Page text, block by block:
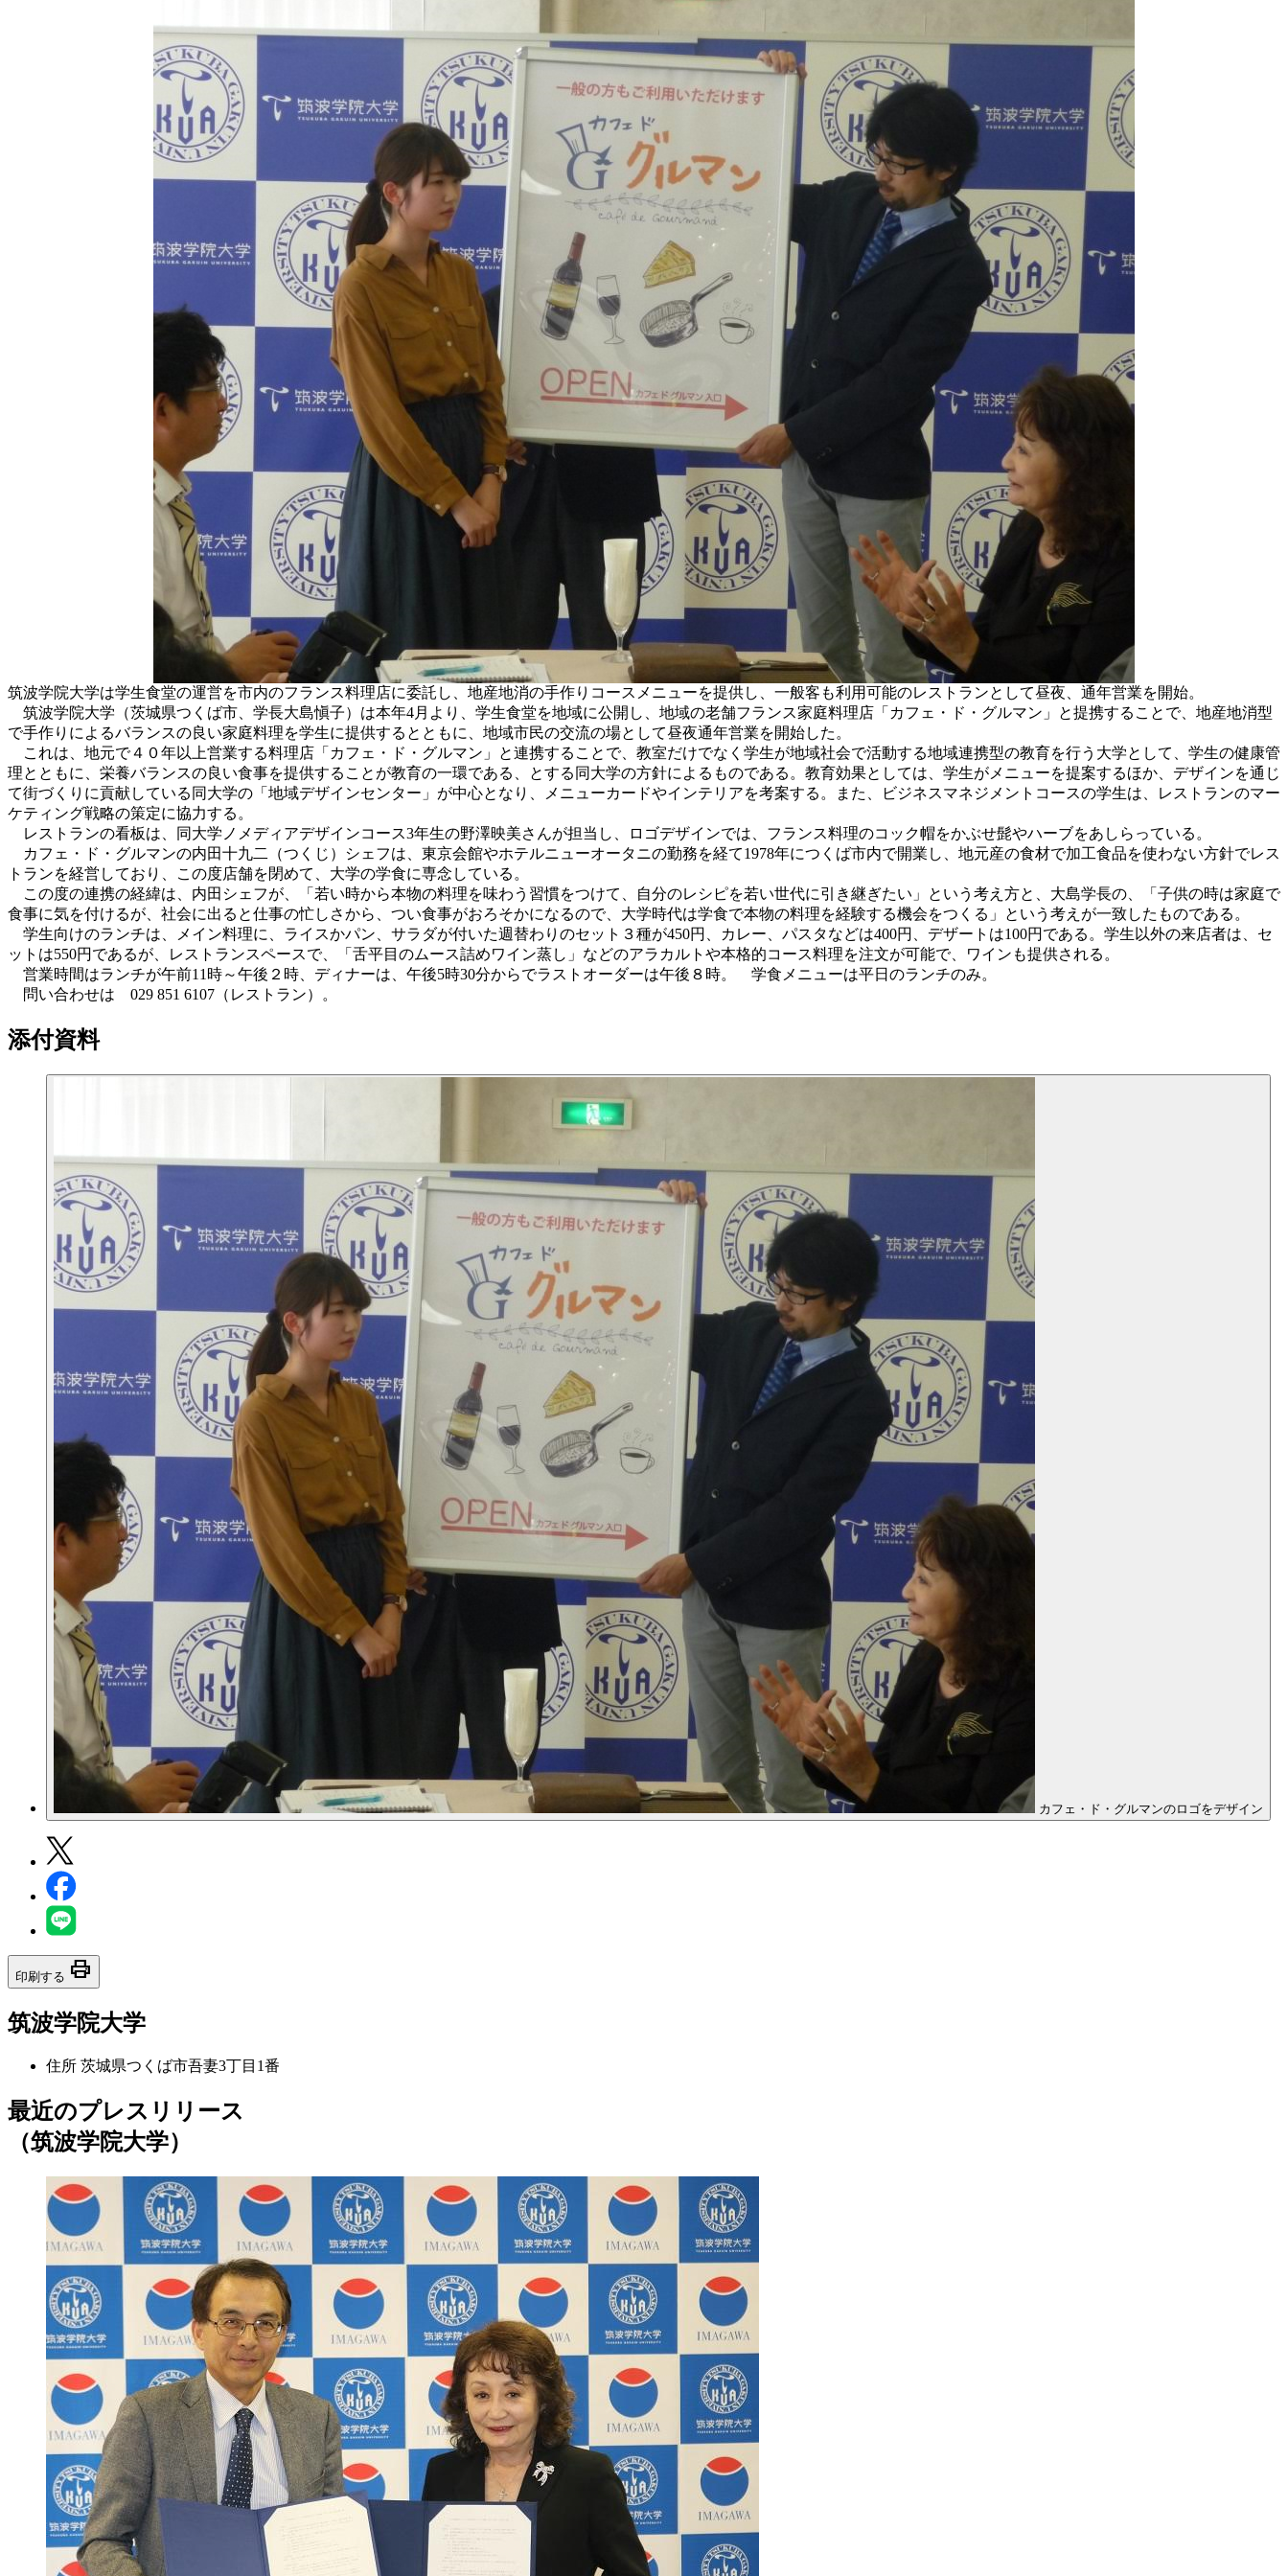
筑波学院大学は学生食堂の運営を市内のフランス料理店に委託し、地産地消の手作りコースメニューを提供し、一般客も利用可能のレストランとして昼夜、通年営業を開始。
筑波学院大学（茨城県つくば市、学長大島愼子）は本年4月より、学生食堂を地域に公開し、地域の老舗フランス家庭料理店「カフェ・ド・グルマン」と提携することで、地産地消型
で手作りによるバランスの良い家庭料理を学生に提供するとともに、地域市民の交流の場として昼夜通年営業を開始した。
これは、地元で４０年以上営業する料理店「カフェ・ド・グルマン」と連携することで、教室だけでなく学生が地域社会で活動する地域連携型の教育を行う大学として、学生の健康管
理とともに、栄養バランスの良い食事を提供することが教育の一環である、とする同大学の方針によるものである。教育効果としては、学生がメニューを提案するほか、デザインを通じ
て街づくりに貢献している同大学の「地域デザインセンター」が中心となり、メニューカードやインテリアを考案する。また、ビジネスマネジメントコースの学生は、レストランのマー
ケティング戦略の策定に協力する。
レストランの看板は、同大学ノメディアデザインコース3年生の野澤映美さんが担当し、ロゴデザインでは、フランス料理のコック帽をかぶせ髭やハーブをあしらっている。
カフェ・ド・グルマンの内田十九二（つくじ）シェフは、東京会館やホテルニューオータニの勤務を経て1978年につくば市内で開業し、地元産の食材で加工食品を使わない方針でレス
トランを経営しており、この度店舗を閉めて、大学の学食に専念している。
この度の連携の経緯は、内田シェフが、「若い時から本物の料理を味わう習慣をつけて、自分のレシピを若い世代に引き継ぎたい」という考え方と、大島学長の、「子供の時は家庭で
食事に気を付けるが、社会に出ると仕事の忙しさから、つい食事がおろそかになるので、大学時代は学食で本物の料理を経験する機会をつくる」という考えが一致したものである。
学生向けのランチは、メイン料理に、ライスかパン、サラダが付いた週替わりのセット３種が450円、カレー、パスタなどは400円、デザートは100円である。学生以外の来店者は、セ
ットは550円であるが、レストランスペースで、「舌平目のムース詰めワイン蒸し」などのアラカルトや本格的コース料理を注文が可能で、ワインも提供される。
営業時間はランチが午前11時～午後２時、ディナーは、午後5時30分からでラストオーダーは午後８時。 学食メニューは平日のランチのみ。
問い合わせは 029 851 6107（レストラン）。
添付資料
カフェ・ド・グルマンのロゴをデザイン
印刷する print
筑波学院大学
住所 茨城県つくば市吾妻3丁目1番
最近のプレスリリース
（筑波学院大学）